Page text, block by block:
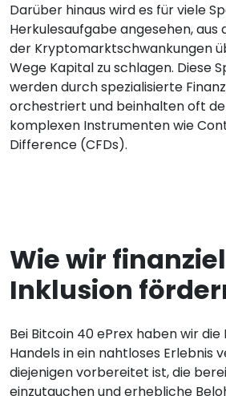
Darüber hinaus wird es für viele
Herkulesaufgabe angesehen, aus
der Kryptomarktschwankungen
Wege Kapital zu schlagen. Diese
werden durch spezialisierte
orchestriert und beinhalten oft
komplexen Instrumenten wie
Difference (CFDs).
Wie wir
Inklusion
Bei Bitcoin 40 ePrex haben wir
Handels in ein nahtloses Erlebnis
diejenigen vorbereitet ist, die
einzutauchen und erhebliche